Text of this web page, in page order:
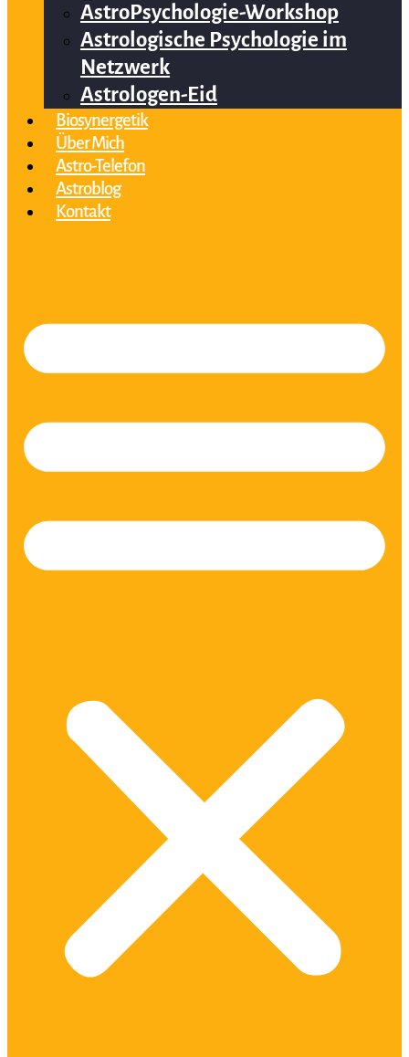
AstroPsychologie-Workshop
Astrologische Psychologie im
Netzwerk
Astrologen-Eid
Biosynergetik
Über Mich
Astro-Telefon
Astroblog
Kontakt